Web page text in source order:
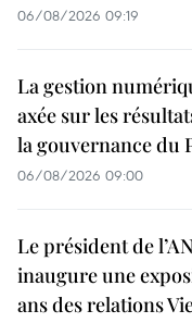
06/08/2026 09:19
La gestion
axée sur les
la gouvernance du
06/08/2026 09:00
Le président de
inaugure une
ans des relations